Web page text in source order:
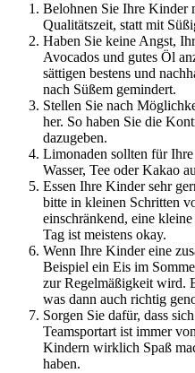
Belohnen Sie Ihre Kinder
Qualitätszeit, statt mit
Haben Sie keine Angst,
Avocados und gutes Öl
sättigen bestens und
nach Süßem gemindert.
Stellen Sie nach
her. So haben Sie die
dazugeben.
Limonaden sollten für
Wasser, Tee oder Kakao
Essen Ihre Kinder sehr
bitte in kleinen Schritten
einschränkend, eine
Tag ist meistens okay.
Wenn Ihre Kinder eine
Beispiel ein Eis im
zur Regelmäßigkeit wird.
was dann auch richtig
Sorgen Sie dafür, dass
Teamsportart ist immer
Kindern wirklich Spaß
haben.